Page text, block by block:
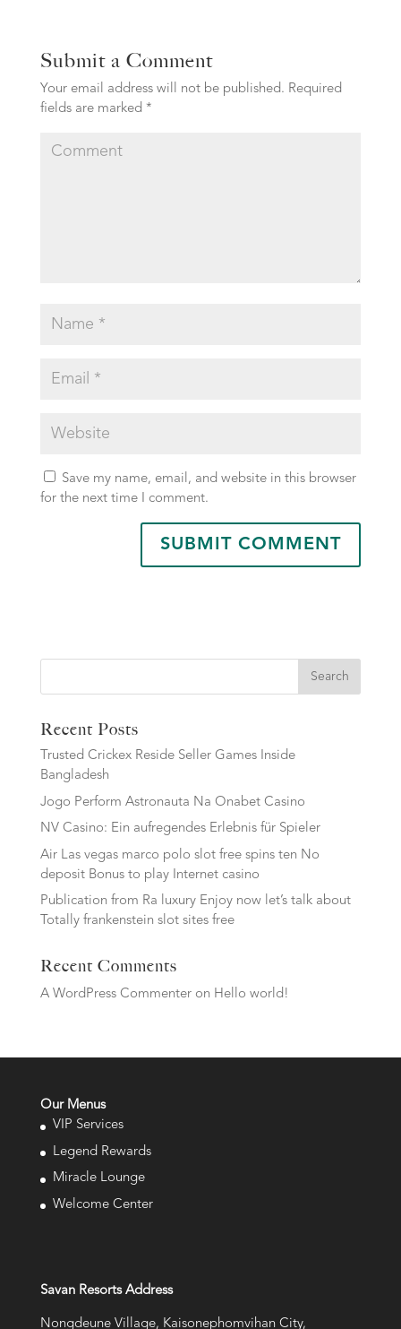
Submit a Comment
Your email address will not be published. Required
fields are marked *
Save my name, email, and website in this browser
for the next time I comment.
Search
Recent Posts
Trusted Crickex Reside Seller Games Inside
Bangladesh
Jogo Perform Astronauta Na Onabet Casino
NV Casino: Ein aufregendes Erlebnis für Spieler
Air Las vegas marco polo slot free spins ten No
deposit Bonus to play Internet casino
Publication from Ra luxury Enjoy now let’s talk about
Totally frankenstein slot sites free
Recent Comments
A WordPress Commenteron Hello world!
Our Menus
VIP Services
Legend Rewards
Miracle Lounge
Welcome Center
Savan Resorts Address
Nongdeune Village, Kaisonephomvihan City,